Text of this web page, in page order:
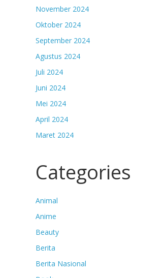
November 2024
Oktober 2024
September 2024
Agustus 2024
Juli 2024
Juni 2024
Mei 2024
April 2024
Maret 2024
Categories
Animal
Anime
Beauty
Berita
Berita Nasional